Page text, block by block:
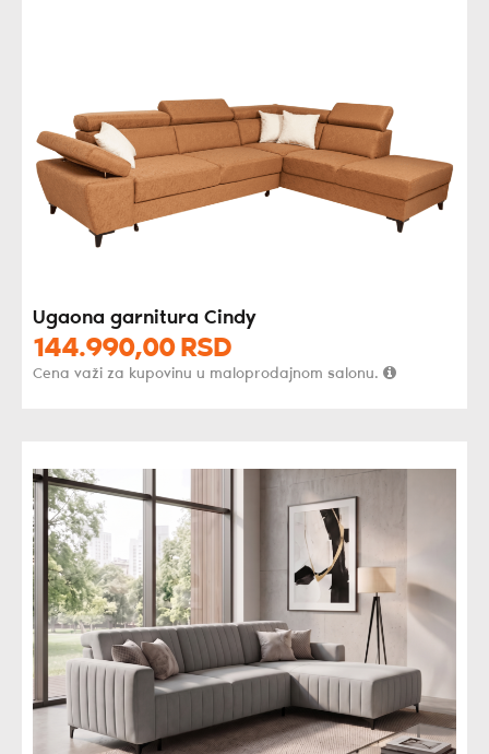
Ugaona garnitura Cindy
144.990,00 RSD
Cena važi za kupovinu u maloprodajnom salonu.